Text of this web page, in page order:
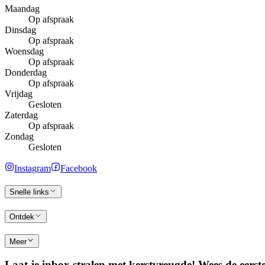
Maandag
Op afspraak
Dinsdag
Op afspraak
Woensdag
Op afspraak
Donderdag
Op afspraak
Vrijdag
Gesloten
Zaterdag
Op afspraak
Zondag
Gesloten
Instagram Facebook
Snelle links
Ontdek
Meer